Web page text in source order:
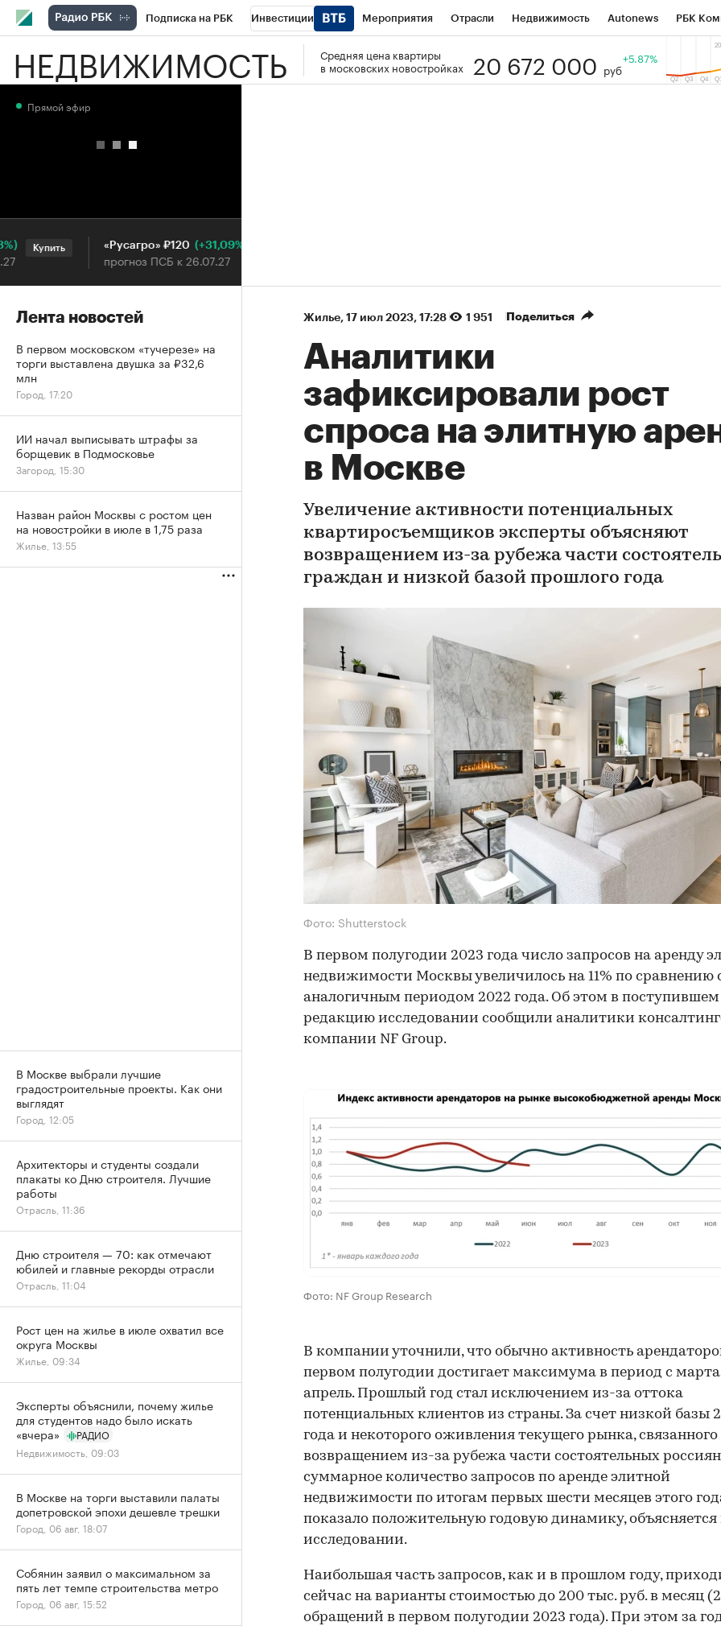
Подписка на РБК Инвестиции Мероприятия Отрасли Недвижимость Autonews РБК
РБК Вино Спорт Школа управления РБК РБК Образование Тренды
НЕДВИЖИМОСТЬ
Средняя цена квартиры
в московских новостройках
20 672 000 руб
+5.87%
Жилье⁠, 17 июл 2023, 17:28 1 951 Поделиться
Аналитики
зафиксировали рост
спроса на элитную
в Москве
Увеличение активности потенциальных
квартиросъемщиков эксперты объясняют
возвращением из-за рубежа части
граждан и низкой базой прошлого года
Фото: Shutterstock
В первом полугодии 2023 года число запросов на аренду
недвижимости Москвы увеличилось на 11% по сравнению
аналогичным периодом 2022 года. Об этом в поступившем
редакцию исследовании сообщили аналитики
компании NF Group.
Фото: NF Group Research
В компании уточнили, что обычно активность
первом полугодии достигает максимума в период с
апрель. Прошлый год стал исключением из-за оттока
потенциальных клиентов из страны. За счет низкой базы
года и некоторого оживления текущего рынка, связанного
возвращением из-за рубежа части состоятельных
суммарное количество запросов по аренде элитной
недвижимости по итогам первых шести месяцев этого
показало положительную годовую динамику, объясняется
исследовании.
Наибольшая часть запросов, как и в прошлом году,
сейчас на варианты стоимостью до 200 тыс. руб. в месяц
обращений в первом полугодии 2023 года). При этом за
Прямой эфир
Купить «Русагро» ₽120 (+31,09%)
прогноз ПСБ к 26.07.27
Лента новостей
В первом московском «тучерезе» на
торги выставлена двушка за ₽32,6
млн
Город, 17:20
ИИ начал выписывать штрафы за
борщевик в Подмосковье
Загород, 15:30
Назван район Москвы с ростом цен
на новостройки в июле в 1,75 раза
Жилье, 13:55
В Москве выбрали лучшие
градостроительные проекты. Как они
выглядят
Город, 12:05
Архитекторы и студенты создали
плакаты ко Дню строителя. Лучшие
работы
Отрасль, 11:36
Дню строителя — 70: как отмечают
юбилей и главные рекорды отрасли
Отрасль, 11:04
Рост цен на жилье в июле охватил все
округа Москвы
Жилье, 09:34
Эксперты объяснили, почему жилье
для студентов надо было искать
«вчера»
РАДИО
Недвижимость, 09:03
В Москве на торги выставили палаты
допетровской эпохи дешевле трешки
Город, 06 авг, 18:07
Собянин заявил о максимальном за
пять лет темпе строительства метро
Город, 06 авг, 15:52